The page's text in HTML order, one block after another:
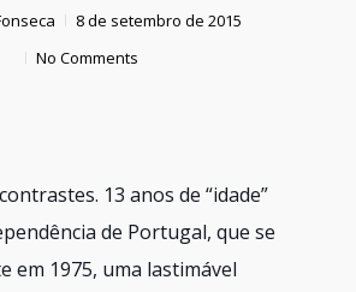
8 de setembro de 2015
No Comments
13 anos de “idade”
de Portugal, que se
em 1975, uma lastimável